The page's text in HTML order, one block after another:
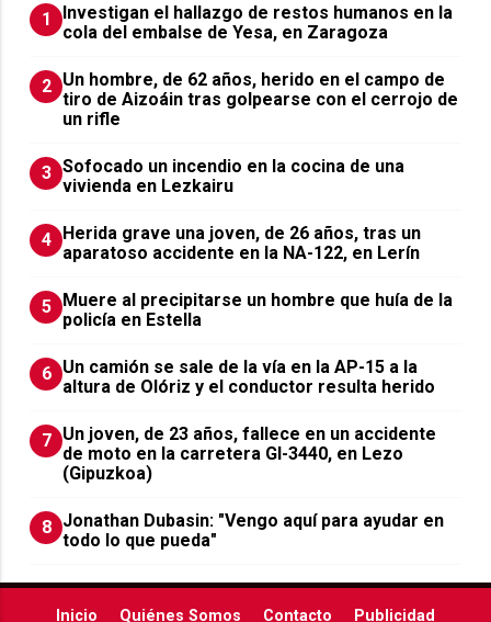
1
Investigan el hallazgo de restos humanos en la
cola del embalse de Yesa, en Zaragoza
2 Un hombre, de 62 años, herido en el campo de
tiro de Aizoáin tras golpearse con el cerrojo de
un rifle
3 Sofocado un incendio en la cocina de una
vivienda en Lezkairu
4 Herida grave una joven, de 26 años, tras un
aparatoso accidente en la NA-122, en Lerín
5 Muere al precipitarse un hombre que huía de la
policía en Estella
6 Un camión se sale de la vía en la AP-15 a la
altura de Olóriz y el conductor resulta herido
7 Un joven, de 23 años, fallece en un accidente
de moto en la carretera GI-3440, en Lezo
(Gipuzkoa)
8 Jonathan Dubasin: "Vengo aquí para ayudar en
todo lo que pueda"
Inicio Quiénes Somos Contacto
Publicidad